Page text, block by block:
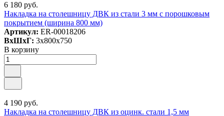
6 180 руб.
Накладка на столешницу ДВК из стали 3 мм с порошковым
покрытием (ширина 800 мм)
Артикул: ER-00018206
ВxШxГ: 3x800x750
В корзину
4 190 руб.
Накладка на столешницу ДВК из оцинк. стали 1,5 мм